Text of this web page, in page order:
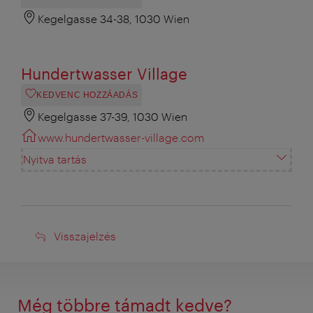
Kegelgasse 34-38, 1030 Wien
Hundertwasser Village
KEDVENC HOZZÁADÁS
Kegelgasse 37-39, 1030 Wien
www.hundertwasser-village.com
Nyitva tartás
Visszajelzés
Visszajelzés
Még többre támadt kedve?